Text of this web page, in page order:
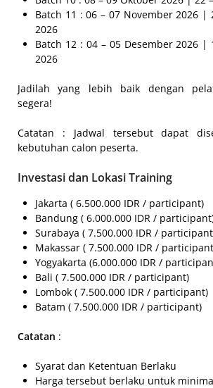
Batch 11 : 06 – 07 November 2026 |
2026
Batch 12 : 04 – 05 Desember 2026 |
2026
Jadilah yang lebih baik dengan
segera!
Catatan : Jadwal tersebut dapat
kebutuhan calon peserta.
Investasi dan Lokasi Training
Jakarta ( 6.500.000 IDR / participant)
Bandung ( 6.000.000 IDR /
Surabaya ( 7.500.000 IDR /
Makassar ( 7.500.000 IDR /
Yogyakarta (6.000.000 IDR /
Bali ( 7.500.000 IDR / participant)
Lombok ( 7.500.000 IDR / participant)
Batam ( 7.500.000 IDR / participant)
Catatan :
Syarat dan Ketentuan Berlaku
Harga tersebut berlaku untuk